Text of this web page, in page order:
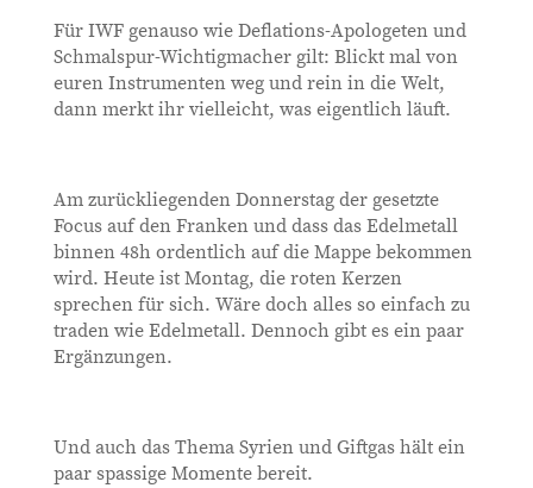
Für IWF genauso wie Deflations-Apologeten und
Schmalspur-Wichtigmacher gilt: Blickt mal von
euren Instrumenten weg und rein in die Welt,
dann merkt ihr vielleicht, was eigentlich läuft.
Am zurückliegenden Donnerstag der gesetzte
Focus auf den Franken und dass das Edelmetall
binnen 48h ordentlich auf die Mappe bekommen
wird. Heute ist Montag, die roten Kerzen
sprechen für sich. Wäre doch alles so einfach zu
traden wie Edelmetall. Dennoch gibt es ein paar
Ergänzungen.
Und auch das Thema Syrien und Giftgas hält ein
paar spassige Momente bereit.